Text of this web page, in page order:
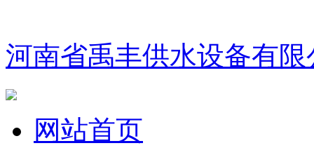
河南省禹丰供水设备有限
网站首页